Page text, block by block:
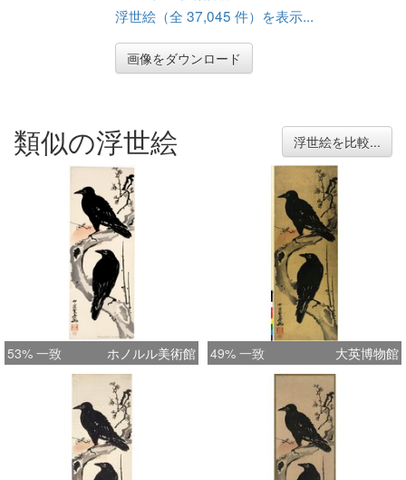
浮世絵（全 37,045 件）を表示...
画像をダウンロード
類似の浮世絵 浮世絵を比較...
53% 一致 ホノルル美術館 49% 一致 大英博物館